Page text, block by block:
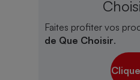
Faites profiter vos
de Que Choisir.